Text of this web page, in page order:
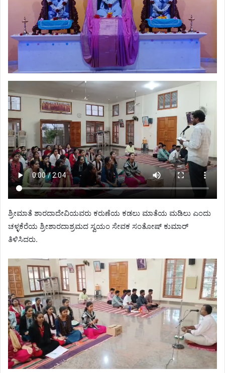
ಶ್ರೀಮಾತೆ ಶಾರದಾದೇವಿಯವರು ಕರುಣೆಯ ಕಡಲು ಮಾತೆಯ ಮಡಿಲು ಎಂದು
ಚಳ್ಳಕೆರೆಯ ಶ್ರೀಶಾರದಾಶ್ರಮದ ಸ್ವಯಂ ಸೇವಕ ಸಂತೋಷ್ ಕುಮಾರ್
ತಿಳಿಸಿದರು.